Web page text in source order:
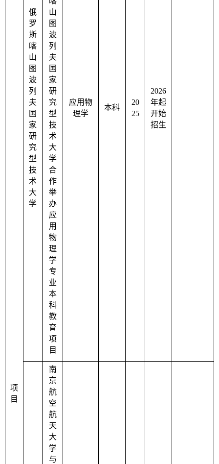
项
目
俄
罗
斯
喀
山
图
波
列
夫
国
家
研
究
型
技
术
大
学
山
图
波
列
夫
国
家
研
究
型
技
术
大
学
合
作
举
办
应
用
物
理
学
专
业
本
科
教
育
项
目
应用物
理学
本科
20
25
2026
年起
开始
招生
南
京
航
空
航
天
大
学
与